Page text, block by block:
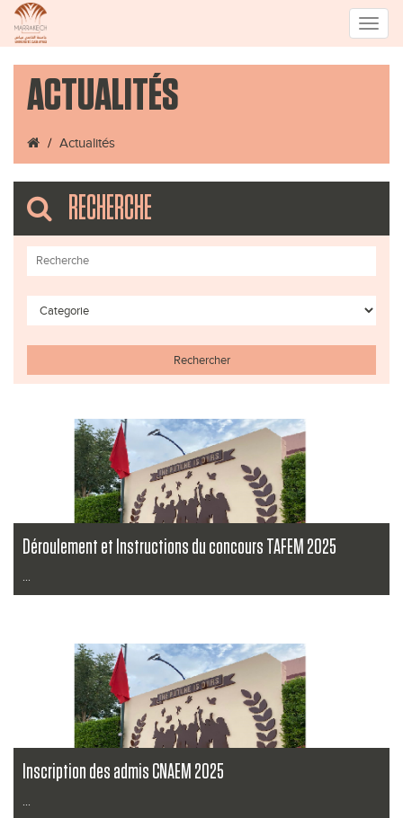
Toggle
ACTUALITÉS
Actualités
RECHERCHE
Rechercher
Déroulement et Instructions du concours TAFEM 2025
...
Inscription des admis CNAEM 2025
...